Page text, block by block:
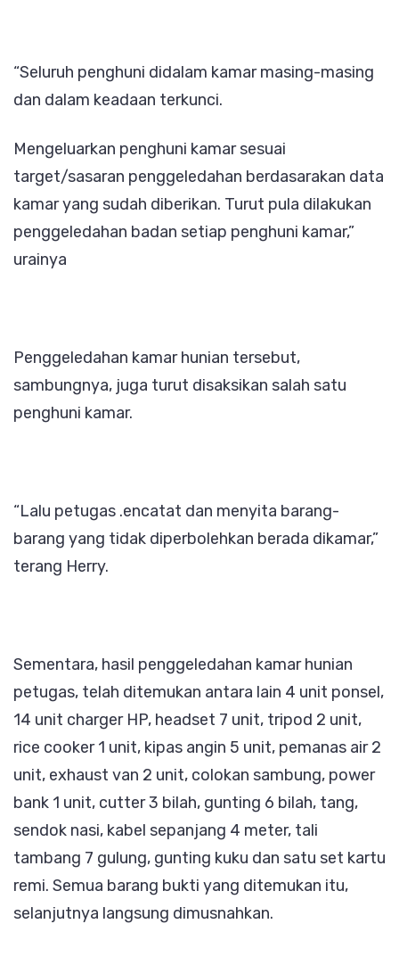
“Seluruh penghuni didalam kamar masing-masing
dan dalam keadaan terkunci.
Mengeluarkan penghuni kamar sesuai
target/sasaran penggeledahan berdasarakan data
kamar yang sudah diberikan. Turut pula dilakukan
penggeledahan badan setiap penghuni kamar,”
urainya
Penggeledahan kamar hunian tersebut,
sambungnya, juga turut disaksikan salah satu
penghuni kamar.
“Lalu petugas .encatat dan menyita barang-
barang yang tidak diperbolehkan berada dikamar,”
terang Herry.
Sementara, hasil penggeledahan kamar hunian
petugas, telah ditemukan antara lain 4 unit ponsel,
14 unit charger HP, headset 7 unit, tripod 2 unit,
rice cooker 1 unit, kipas angin 5 unit, pemanas air 2
unit, exhaust van 2 unit, colokan sambung, power
bank 1 unit, cutter 3 bilah, gunting 6 bilah, tang,
sendok nasi, kabel sepanjang 4 meter, tali
tambang 7 gulung, gunting kuku dan satu set kartu
remi. Semua barang bukti yang ditemukan itu,
selanjutnya langsung dimusnahkan.